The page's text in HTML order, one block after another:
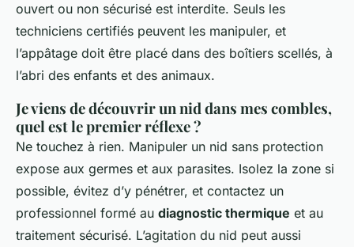
ouvert ou non sécurisé est interdite. Seuls les
techniciens certifiés peuvent les manipuler, et
l’appâtage doit être placé dans des boîtiers scellés, à
l’abri des enfants et des animaux.
Je viens de découvrir un nid dans mes combles,
quel est le premier réflexe ?
Ne touchez à rien. Manipuler un nid sans protection
expose aux germes et aux parasites. Isolez la zone si
possible, évitez d’y pénétrer, et contactez un
professionnel formé au diagnostic thermique et au
traitement sécurisé. L’agitation du nid peut aussi